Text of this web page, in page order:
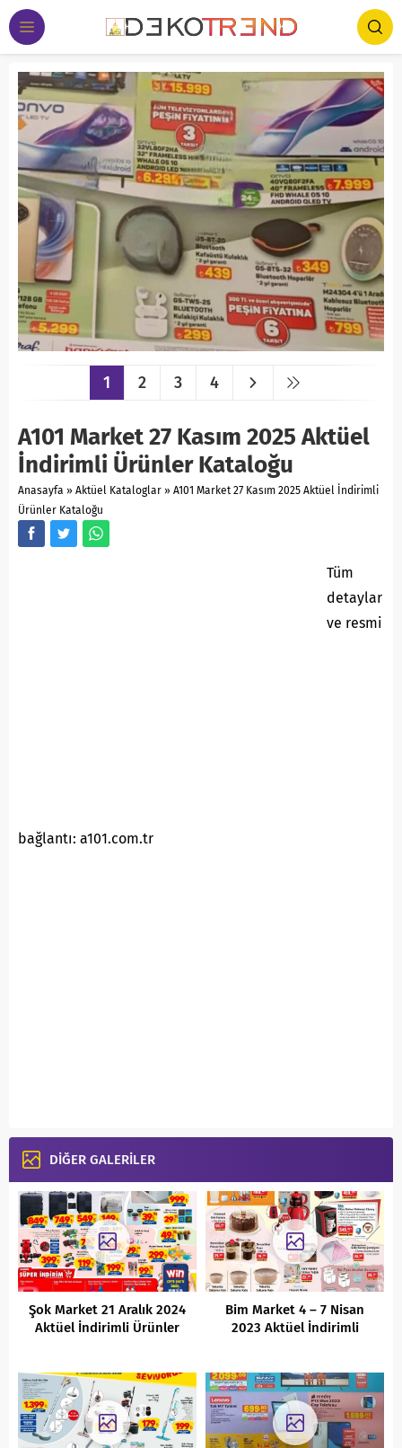
1 2 3 4
A101 Market 27 Kasım 2025 Aktüel
İndirimli Ürünler Kataloğu
Anasayfa » Aktüel Kataloglar » A101 Market 27 Kasım 2025 Aktüel İndirimli
Ürünler Kataloğu
Tüm
detaylar
ve resmi
bağlantı: a101.com.tr
DİĞER GALERİLER
Şok Market 21 Aralık 2024
Aktüel İndirimli Ürünler
Bim Market 4 – 7 Nisan
2023 Aktüel İndirimli